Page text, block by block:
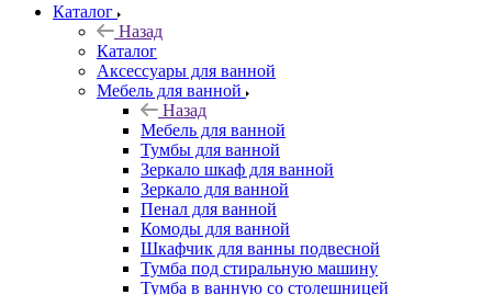
Каталог
Назад
Каталог
Аксессуары для ванной
Мебель для ванной
Назад
Мебель для ванной
Тумбы для ванной
Зеркало шкаф для ванной
Зеркало для ванной
Пенал для ванной
Комоды для ванной
Шкафчик для ванны подвесной
Тумба под стиральную машину
Тумба в ванную со столешницей